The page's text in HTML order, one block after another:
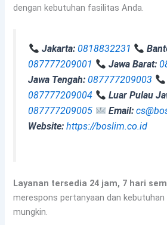
dengan kebutuhan fasilitas Anda.
Jakarta: 0818832231
087777209001
Jawa Barat:
Jawa Tengah: 087777209003
087777209004
Luar Pulau
087777209005
Email:
Website: https://boslim.co.id
Layanan tersedia 24 jam, 7 hari
merespons pertanyaan dan
mungkin.